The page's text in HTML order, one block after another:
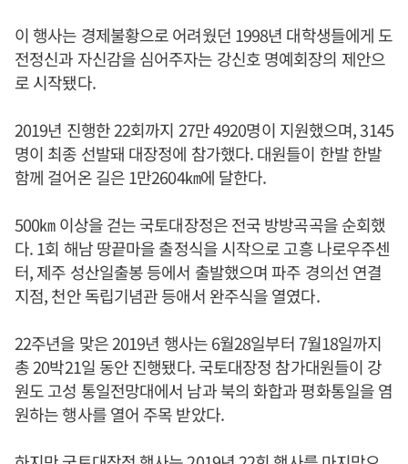
이 행사는 경제불황으로 어려웠던 1998년 대학생들에게 도
전정신과 자신감을 심어주자는 강신호 명예회장의 제안으
로 시작됐다.
2019년 진행한 22회까지 27만 4920명이 지원했으며, 3145
명이 최종 선발돼 대장정에 참가했다. 대원들이 한발 한발
함께 걸어온 길은 1만2604㎞에 달한다.
500㎞ 이상을 걷는 국토대장정은 전국 방방곡곡을 순회했
다. 1회 해남 땅끝마을 출정식을 시작으로 고흥 나로우주센
터, 제주 성산일출봉 등에서 출발했으며 파주 경의선 연결
지점, 천안 독립기념관 등애서 완주식을 열였다.
22주년을 맞은 2019년 행사는 6월28일부터 7월18일까지
총 20박21일 동안 진행됐다. 국토대장정 참가대원들이 강
원도 고성 통일전망대에서 남과 북의 화합과 평화통일을 염
원하는 행사를 열어 주목 받았다.